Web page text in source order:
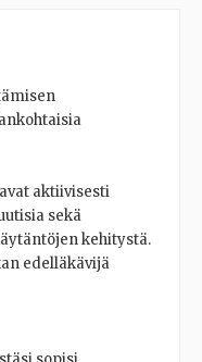
aktiivisesti
sekä
kehitystä.
edelläkävijä